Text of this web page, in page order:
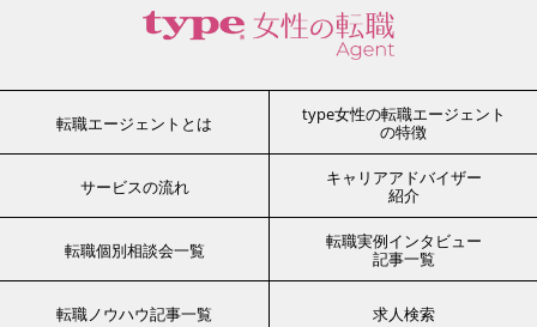
転職エージェントとは
type女性の転職エージェント
の特徴
サービスの流れ
キャリアアドバイザー
紹介
転職個別相談会一覧
転職実例インタビュー
記事一覧
転職ノウハウ記事一覧 求人検索